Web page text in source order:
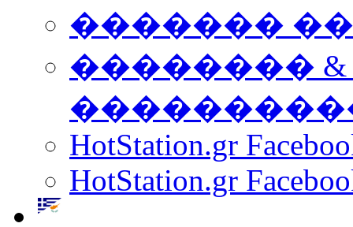
������� ���
��������
HotStation.gr
HotStation.gr